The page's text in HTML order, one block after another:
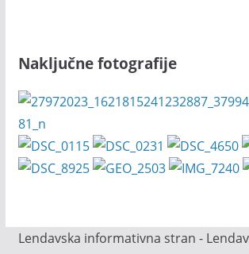
Naključne fotografije
Lendavska informativna stran -